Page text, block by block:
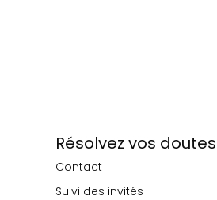
Résolvez vos doutes
Contact
Suivi des invités